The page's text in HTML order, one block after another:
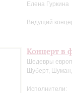
Елена Гуркина
Ведущий
Концерт в
Шедевры
Шуберт,
Исполнители: